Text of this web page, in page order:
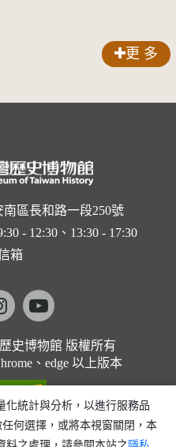
更 多
南區長和路一段250號
- 12:30、13:30 - 17:30
箱
instagramyoutube
史博物館 版權所有
、edge 以上版本
化統計與分析，以進行服務品
何選擇，或將本視窗關閉，本
料之處理，請參閱本站之 隱私